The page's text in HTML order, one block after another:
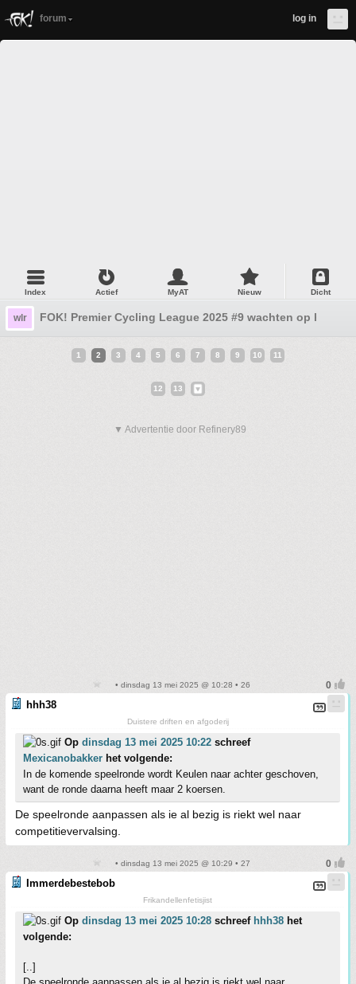
forum log in
Index Actief MyAT Nieuw Dicht
wlr FOK! Premier Cycling League 2025 #9 wachten op het
1 2 3 4 5 6 7 8 9 10 11
12 13
▼ Advertentie door Refinery89
• dinsdag 13 mei 2025 @ 10:28 • 26
hhh38
Duistere driften en afgoderij
Op dinsdag 13 mei 2025 10:22 schreef
Mexicanobakker het volgende:
In de komende speelronde wordt Keulen naar achter geschoven,
want de ronde daarna heeft maar 2 koersen.
De speelronde aanpassen als ie al bezig is riekt wel naar
competitievervalsing.
• dinsdag 13 mei 2025 @ 10:29 • 27
Immerdebestebob
Frikandellenfetisjist
Op dinsdag 13 mei 2025 10:28 schreef hhh38 het
volgende:
[..]